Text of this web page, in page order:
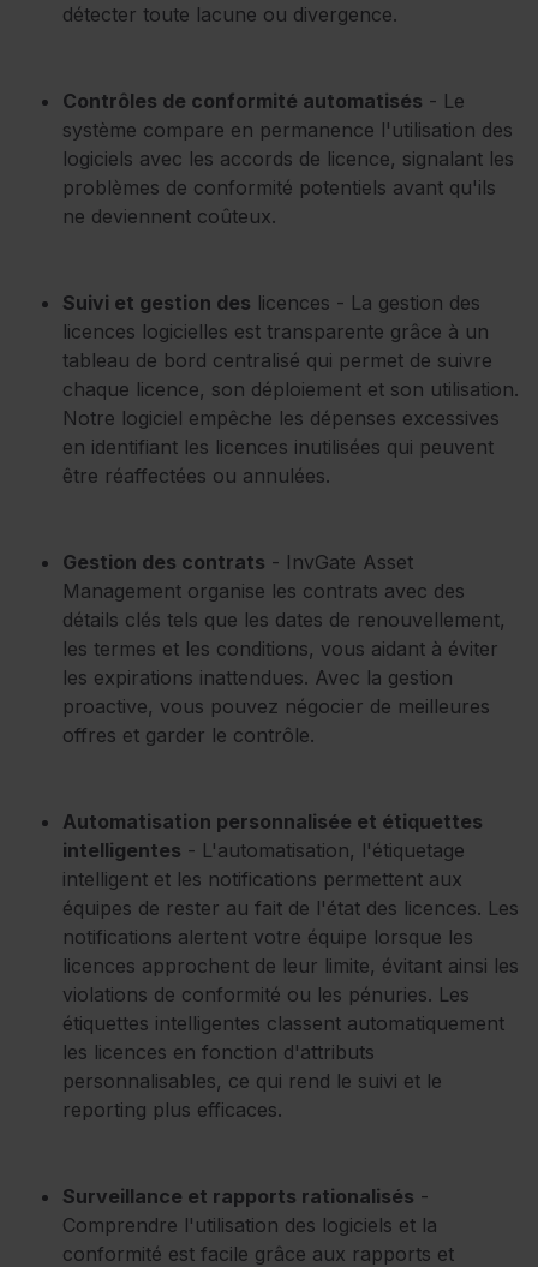
détecter toute lacune ou divergence.
Contrôles de conformité automatisés - Le
système compare en permanence l'utilisation des
logiciels avec les accords de licence, signalant les
problèmes de conformité potentiels avant qu'ils
ne deviennent coûteux.
Suivi et gestion des licences - La gestion des
licences logicielles est transparente grâce à un
tableau de bord centralisé qui permet de suivre
chaque licence, son déploiement et son utilisation.
Notre logiciel empêche les dépenses excessives
en identifiant les licences inutilisées qui peuvent
être réaffectées ou annulées.
Gestion des contrats - InvGate Asset
Management organise les contrats avec des
détails clés tels que les dates de renouvellement,
les termes et les conditions, vous aidant à éviter
les expirations inattendues. Avec la gestion
proactive, vous pouvez négocier de meilleures
offres et garder le contrôle.
Automatisation personnalisée et étiquettes
intelligentes - L'automatisation, l'étiquetage
intelligent et les notifications permettent aux
équipes de rester au fait de l'état des licences. Les
notifications alertent votre équipe lorsque les
licences approchent de leur limite, évitant ainsi les
violations de conformité ou les pénuries. Les
étiquettes intelligentes classent automatiquement
les licences en fonction d'attributs
personnalisables, ce qui rend le suivi et le
reporting plus efficaces.
Surveillance et rapports rationalisés -
Comprendre l'utilisation des logiciels et la
conformité est facile grâce aux rapports et